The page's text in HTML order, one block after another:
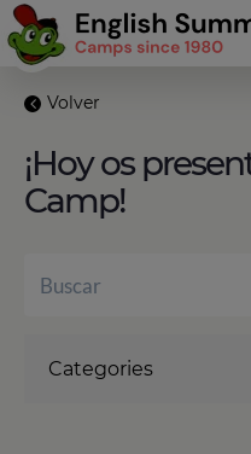
Volver
¡Hoy os
Camp!
Categories